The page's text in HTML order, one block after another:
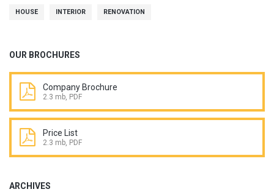
HOUSE INTERIOR RENOVATION
OUR BROCHURES
Company Brochure
2.3 mb, PDF
Price List
2.3 mb, PDF
ARCHIVES